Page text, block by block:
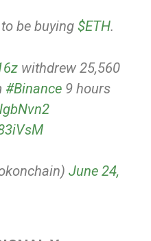
be buying $ETH.
withdrew 25,560
#Binance 9 hours
June 24,